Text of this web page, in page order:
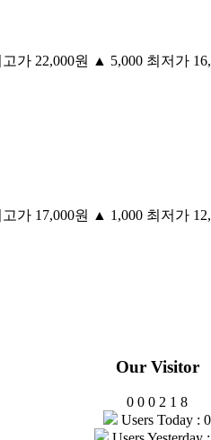
가 22,000원 ▲ 5,000 최저가
가 17,000원 ▲ 1,000 최저가
Our Visitor
0 0 0 2 1 8
Users Today : 0